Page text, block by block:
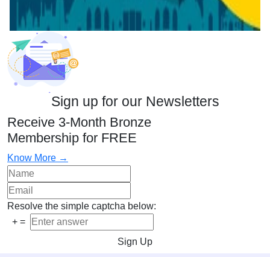
Sign up for our Newsletters
Receive 3-Month Bronze
Membership for FREE
Know More →
Resolve the simple captcha below:
+ =
Sign Up